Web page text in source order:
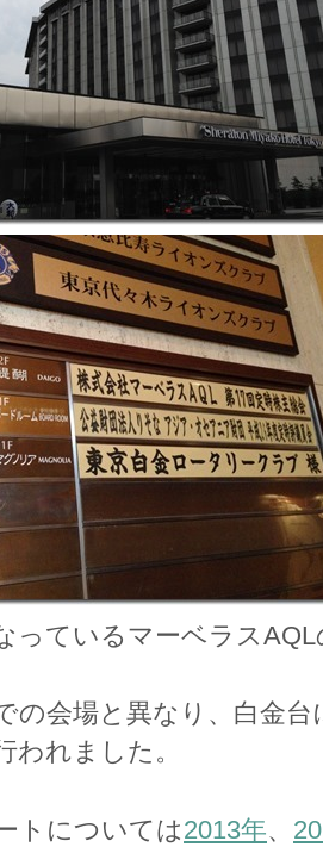
っているマーベラス
の会場と異なり、白金
われました。
トについては2013年、